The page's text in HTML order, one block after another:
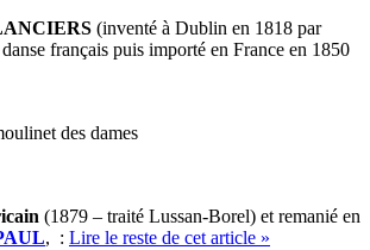
(inventé à Dublin en 1818 par
français puis importé en France en 1850
des dames
(1879 – traité Lussan-Borel) et remanié en
, : Lire le reste de cet article »